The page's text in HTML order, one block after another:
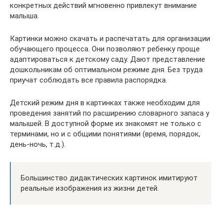
конкретных действий мгновенно привлекут внимание
малыша.
Картинки можно скачать и распечатать для организации
обучающего процесса. Они позволяют ребенку проще
адаптироваться к детскому саду. Дают представление
дошкольникам об оптимальном режиме дня. Без труда
приучат соблюдать все правила распорядка.
Детский режим дня в картинках также необходим для
проведения занятий по расширению словарного запаса у
малышей. В доступной форме их знакомят не только с
терминами, но и с общими понятиями (время, порядок,
день-ночь, т.д.).
Большинство дидактических картинок имитируют
реальные изображения из жизни детей.